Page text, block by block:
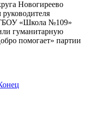
Новогиреево
«Школа №109»
гуманитарную
помогает» партии